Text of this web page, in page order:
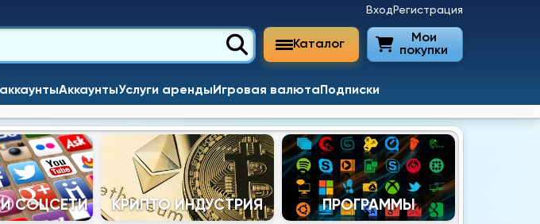
Каталог
Мои
покупки
Вход Регистрация
АккаунтыУслуги арендыИгровая валюта Подписки
СОЦСЕТИ КРИПТО ИНДУСТРИЯ ПРОГРАММЫ